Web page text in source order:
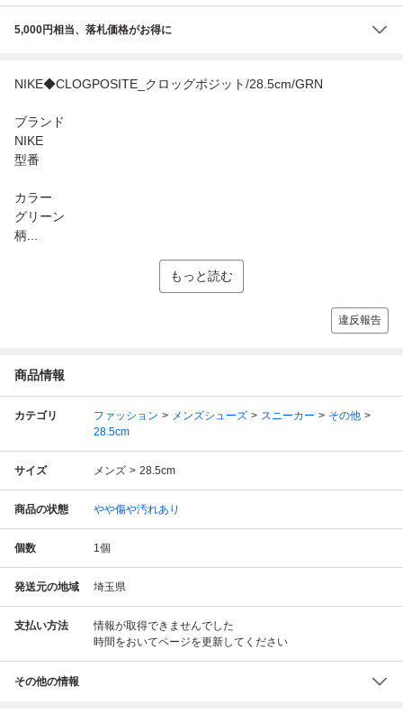
5,000円相当、落札価格がお得に
NIKE◆CLOGPOSITE_クロッグポジット/28.5cm/GRN
ブランド
NIKE
型番
カラー
グリーン
柄...
もっと読む
違反報告
商品情報
カテゴリ ファッション メンズシューズ スニーカー
その他
28.5cm
サイズ メンズ 28.5cm
商品の状態 やや傷や汚れあり
個数 1個
発送元の地域 埼玉県
支払い方法
情報が取得できませんでした
時間をおいてページを更新してください
その他の情報